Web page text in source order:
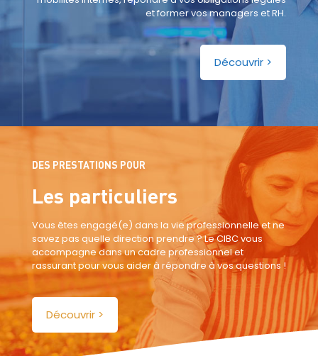
et former vos managers et RH.
Découvrir >
DES PRESTATIONS POUR
Les particuliers
Vous êtes engagé(e) dans la vie professionnelle et ne
savez pas quelle direction prendre ? Le CIBC vous
accompagne dans un cadre professionnel et
rassurant pour vous aider à répondre à vos questions !
Découvrir >